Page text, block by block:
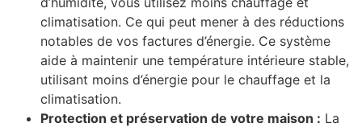
climatisation. Ce qui peut mener à des réductions
notables de vos factures d’énergie. Ce système
aide à maintenir une température intérieure stable,
utilisant moins d’énergie pour le chauffage et la
climatisation.
Protection et préservation de votre maison : La